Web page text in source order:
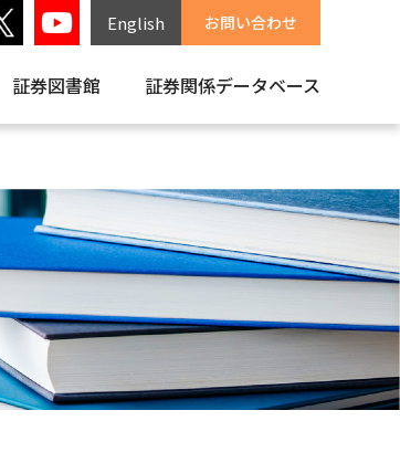
English お問い合わせ
証券図書館 証券関係データベース